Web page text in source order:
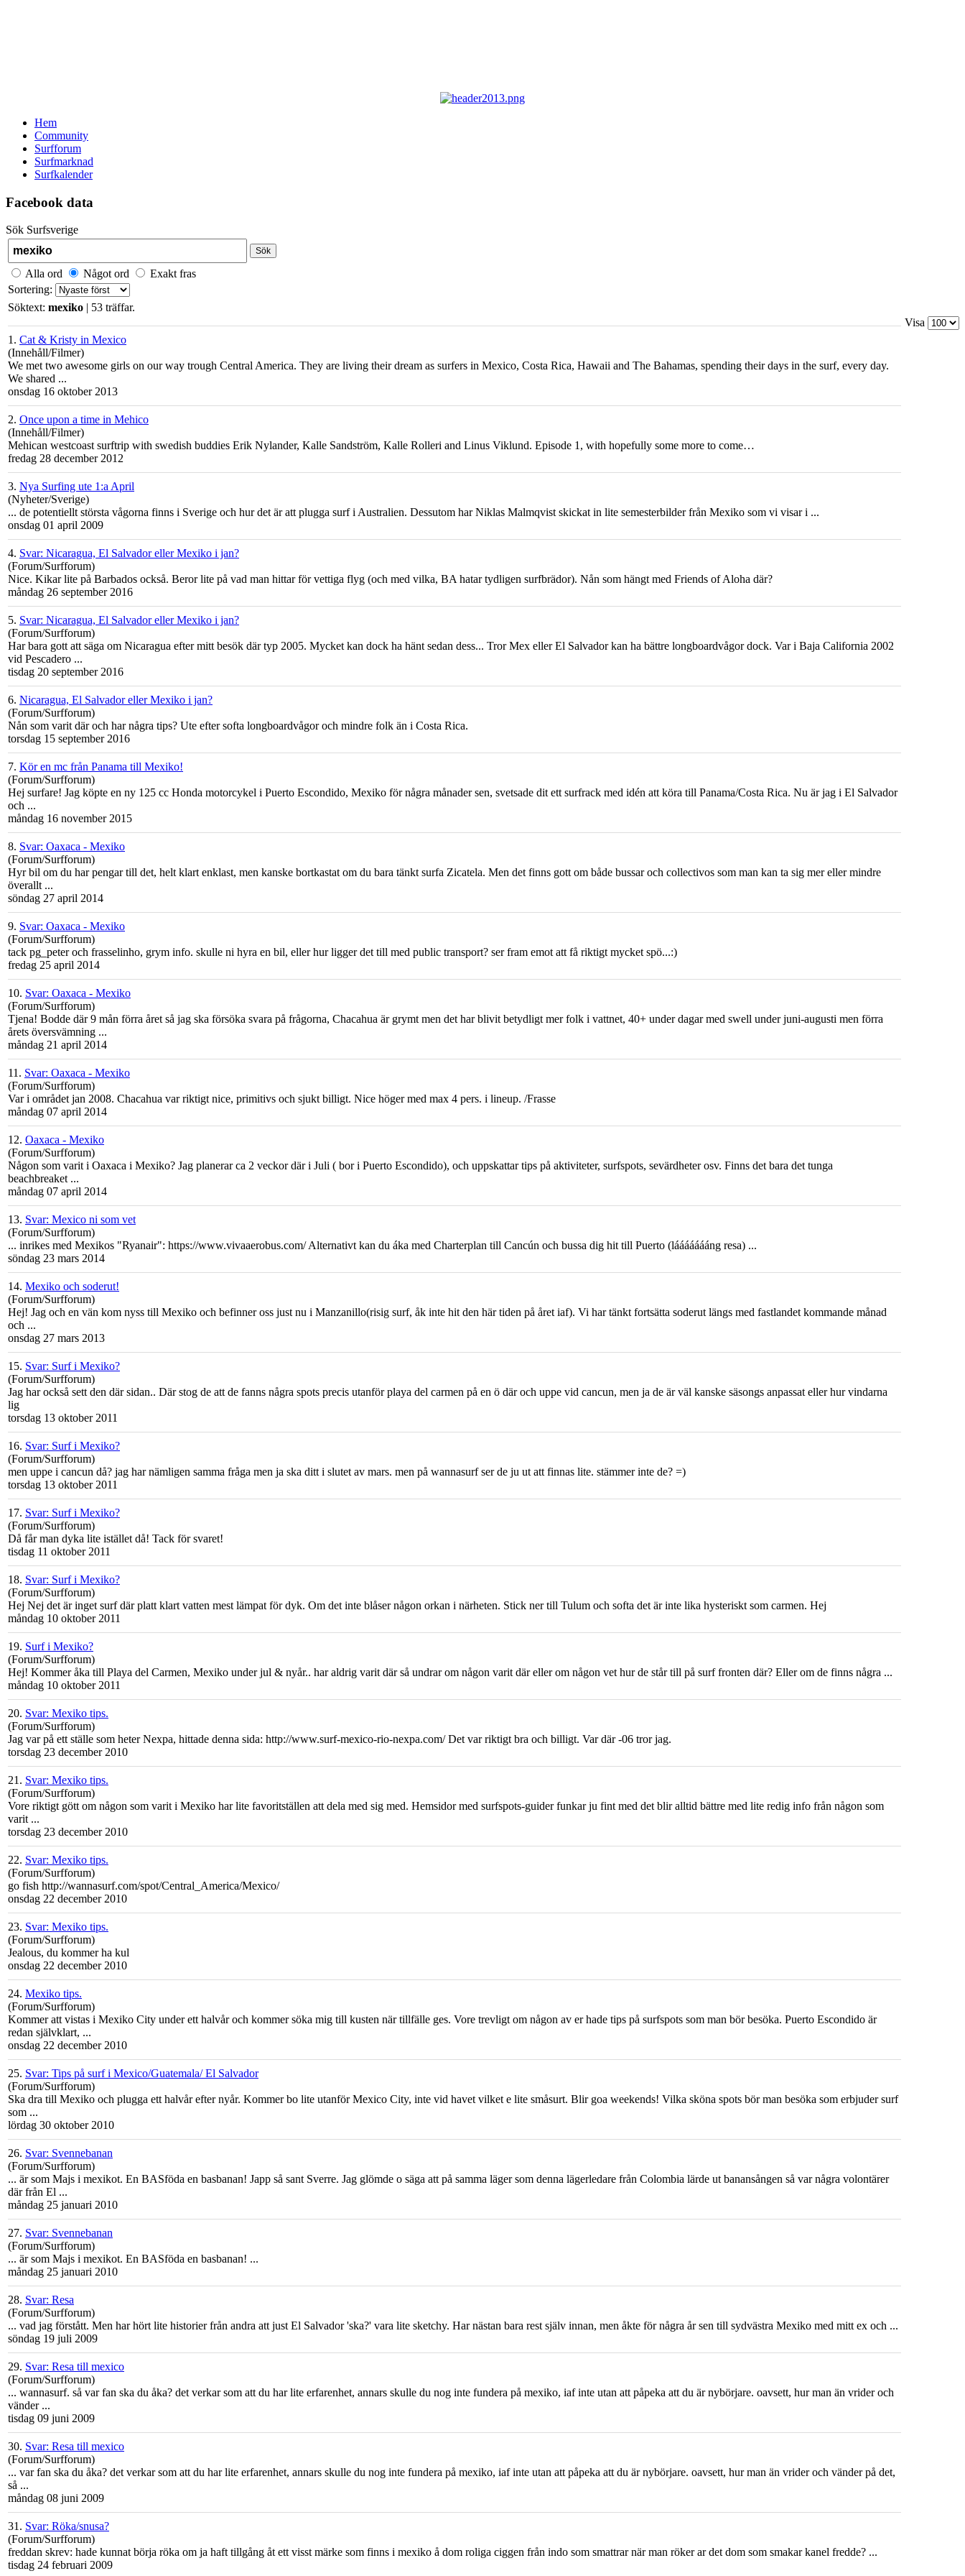
Hem
Community
Surfforum
Surfmarknad
Surfkalender
Facebook data
Sök Surfsverige
Sök
Alla ord Något ord
Exakt fras
Sortering:
Söktext: mexiko | 53 träffar.
Visa
1. Cat & Kristy in Mexico
(Innehåll/Filmer)
We met two awesome girls on our way trough Central America. They are living their dream as surfers in Mexico, Costa Rica, Hawaii and The Bahamas, spending their days in the surf, every day.
We shared ...
onsdag 16 oktober 2013
2. Once upon a time in Mehico
(Innehåll/Filmer)
Mehican westcoast surftrip with swedish buddies Erik Nylander, Kalle Sandström, Kalle Rolleri and Linus Viklund. Episode 1, with hopefully some more to come…
fredag 28 december 2012
3. Nya Surfing ute 1:a April
(Nyheter/Sverige)
... de potentiellt största vågorna finns i Sverige och hur det är att plugga surf i Australien. Dessutom har Niklas Malmqvist skickat in lite semesterbilder från Mexiko som vi visar i ...
onsdag 01 april 2009
4. Svar: Nicaragua, El Salvador eller Mexiko i jan?
(Forum/Surfforum)
Nice. Kikar lite på Barbados också. Beror lite på vad man hittar för vettiga flyg (och med vilka, BA hatar tydligen surfbrädor). Nån som hängt med Friends of Aloha där?
måndag 26 september 2016
5. Svar: Nicaragua, El Salvador eller Mexiko i jan?
(Forum/Surfforum)
Har bara gott att säga om Nicaragua efter mitt besök där typ 2005. Mycket kan dock ha hänt sedan dess... Tror Mex eller El Salvador kan ha bättre longboardvågor dock. Var i Baja California 2002
vid Pescadero ...
tisdag 20 september 2016
6. Nicaragua, El Salvador eller Mexiko i jan?
(Forum/Surfforum)
Nån som varit där och har några tips? Ute efter softa longboardvågor och mindre folk än i Costa Rica.
torsdag 15 september 2016
7. Kör en mc från Panama till Mexiko!
(Forum/Surfforum)
Hej surfare! Jag köpte en ny 125 cc Honda motorcykel i Puerto Escondido, Mexiko för några månader sen, svetsade dit ett surfrack med idén att köra till Panama/Costa Rica. Nu är jag i El Salvador
och ...
måndag 16 november 2015
8. Svar: Oaxaca - Mexiko
(Forum/Surfforum)
Hyr bil om du har pengar till det, helt klart enklast, men kanske bortkastat om du bara tänkt surfa Zicatela. Men det finns gott om både bussar och collectivos som man kan ta sig mer eller mindre
överallt ...
söndag 27 april 2014
9. Svar: Oaxaca - Mexiko
(Forum/Surfforum)
tack pg_peter och frasselinho, grym info. skulle ni hyra en bil, eller hur ligger det till med public transport? ser fram emot att få riktigt mycket spö...:)
fredag 25 april 2014
10. Svar: Oaxaca - Mexiko
(Forum/Surfforum)
Tjena! Bodde där 9 mån förra året så jag ska försöka svara på frågorna, Chacahua är grymt men det har blivit betydligt mer folk i vattnet, 40+ under dagar med swell under juni-augusti men förra
årets översvämning ...
måndag 21 april 2014
11. Svar: Oaxaca - Mexiko
(Forum/Surfforum)
Var i området jan 2008. Chacahua var riktigt nice, primitivs och sjukt billigt. Nice höger med max 4 pers. i lineup. /Frasse
måndag 07 april 2014
12. Oaxaca - Mexiko
(Forum/Surfforum)
Någon som varit i Oaxaca i Mexiko? Jag planerar ca 2 veckor där i Juli ( bor i Puerto Escondido), och uppskattar tips på aktiviteter, surfspots, sevärdheter osv. Finns det bara det tunga
beachbreaket ...
måndag 07 april 2014
13. Svar: Mexico ni som vet
(Forum/Surfforum)
... inrikes med Mexikos "Ryanair": https://www.vivaaerobus.com/ Alternativt kan du áka med Charterplan till Cancún och bussa dig hit till Puerto (láááááááng resa) ...
söndag 23 mars 2014
14. Mexiko och soderut!
(Forum/Surfforum)
Hej! Jag och en vän kom nyss till Mexiko och befinner oss just nu i Manzanillo(risig surf, åk inte hit den här tiden på året iaf). Vi har tänkt fortsätta soderut längs med fastlandet kommande månad
och ...
onsdag 27 mars 2013
15. Svar: Surf i Mexiko?
(Forum/Surfforum)
Jag har också sett den där sidan.. Där stog de att de fanns några spots precis utanför playa del carmen på en ö där och uppe vid cancun, men ja de är väl kanske säsongs anpassat eller hur vindarna
lig
torsdag 13 oktober 2011
16. Svar: Surf i Mexiko?
(Forum/Surfforum)
men uppe i cancun då? jag har nämligen samma fråga men ja ska ditt i slutet av mars. men på wannasurf ser de ju ut att finnas lite. stämmer inte de? =)
torsdag 13 oktober 2011
17. Svar: Surf i Mexiko?
(Forum/Surfforum)
Då får man dyka lite istället då! Tack för svaret!
tisdag 11 oktober 2011
18. Svar: Surf i Mexiko?
(Forum/Surfforum)
Hej Nej det är inget surf där platt klart vatten mest lämpat för dyk. Om det inte blåser någon orkan i närheten. Stick ner till Tulum och softa det är inte lika hysteriskt som carmen. Hej
måndag 10 oktober 2011
19. Surf i Mexiko?
(Forum/Surfforum)
Hej! Kommer åka till Playa del Carmen, Mexiko under jul & nyår.. har aldrig varit där så undrar om någon varit där eller om någon vet hur de står till på surf fronten där? Eller om de finns några ...
måndag 10 oktober 2011
20. Svar: Mexiko tips.
(Forum/Surfforum)
Jag var på ett ställe som heter Nexpa, hittade denna sida: http://www.surf-mexico-rio-nexpa.com/ Det var riktigt bra och billigt. Var där -06 tror jag.
torsdag 23 december 2010
21. Svar: Mexiko tips.
(Forum/Surfforum)
Vore riktigt gött om någon som varit i Mexiko har lite favoritställen att dela med sig med. Hemsidor med surfspots-guider funkar ju fint med det blir alltid bättre med lite redig info från någon som
varit ...
torsdag 23 december 2010
22. Svar: Mexiko tips.
(Forum/Surfforum)
go fish http://wannasurf.com/spot/Central_America/Mexico/
onsdag 22 december 2010
23. Svar: Mexiko tips.
(Forum/Surfforum)
Jealous, du kommer ha kul
onsdag 22 december 2010
24. Mexiko tips.
(Forum/Surfforum)
Kommer att vistas i Mexiko City under ett halvår och kommer söka mig till kusten när tillfälle ges. Vore trevligt om någon av er hade tips på surfspots som man bör besöka. Puerto Escondido är
redan självklart, ...
onsdag 22 december 2010
25. Svar: Tips på surf i Mexico/Guatemala/ El Salvador
(Forum/Surfforum)
Ska dra till Mexiko och plugga ett halvår efter nyår. Kommer bo lite utanför Mexico City, inte vid havet vilket e lite småsurt. Blir goa weekends! Vilka sköna spots bör man besöka som erbjuder surf
som ...
lördag 30 oktober 2010
26. Svar: Svennebanan
(Forum/Surfforum)
... är som Majs i mexikot. En BASföda en basbanan! Japp så sant Sverre. Jag glömde o säga att på samma läger som denna lägerledare från Colombia lärde ut banansången så var några volontärer
där från El ...
måndag 25 januari 2010
27. Svar: Svennebanan
(Forum/Surfforum)
... är som Majs i mexikot. En BASföda en basbanan! ...
måndag 25 januari 2010
28. Svar: Resa
(Forum/Surfforum)
... vad jag förstått. Men har hört lite historier från andra att just El Salvador 'ska?' vara lite sketchy. Har nästan bara rest själv innan, men åkte för några år sen till sydvästra Mexiko med mitt ex och ...
söndag 19 juli 2009
29. Svar: Resa till mexico
(Forum/Surfforum)
... wannasurf. så var fan ska du åka? det verkar som att du har lite erfarenhet, annars skulle du nog inte fundera på mexiko, iaf inte utan att påpeka att du är nybörjare. oavsett, hur man än vrider och
vänder ...
tisdag 09 juni 2009
30. Svar: Resa till mexico
(Forum/Surfforum)
... var fan ska du åka? det verkar som att du har lite erfarenhet, annars skulle du nog inte fundera på mexiko, iaf inte utan att påpeka att du är nybörjare. oavsett, hur man än vrider och vänder på det,
så ...
måndag 08 juni 2009
31. Svar: Röka/snusa?
(Forum/Surfforum)
freddan skrev: hade kunnat börja röka om ja haft tillgång åt ett visst märke som finns i mexiko å dom roliga ciggen från indo som smattrar när man röker ar det dom som smakar kanel fredde? ...
tisdag 24 februari 2009